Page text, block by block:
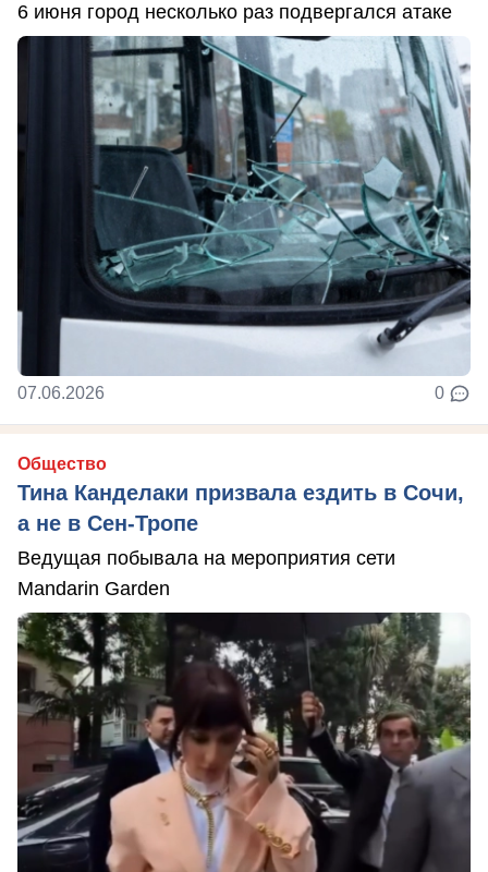
6 июня город несколько раз подвергался атаке
07.06.2026 0
Общество
Тина Канделаки призвала ездить в Сочи,
а не в Сен-Тропе
Ведущая побывала на мероприятия сети
Mandarin Garden